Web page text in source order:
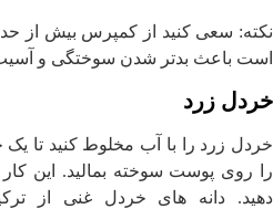
نکته: سعی کنید از کمپرس بیش از حد
است باعث بدتر شدن سوختگی و
خردل زرد
خردل زرد را با آب مخلوط کنید تا
را روی پوست سوخته بمالید. این
دهید. دانه های خردل غنی از